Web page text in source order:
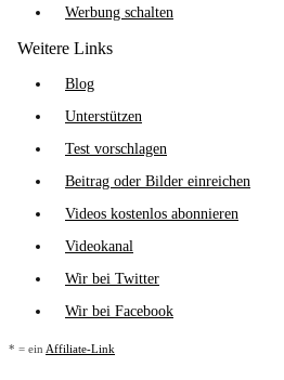
Werbung schalten
Weitere Links
Blog
Unterstützen
Test vorschlagen
Beitrag oder Bilder einreichen
Videos kostenlos abonnieren
Videokanal
Wir bei Twitter
Wir bei Facebook
* = ein Affiliate-Link